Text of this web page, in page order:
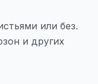
или без.
и других